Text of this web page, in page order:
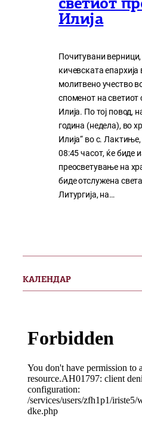
светиот
Илија
Почитувани
кичевската
молитвено учество
споменот на светиот
Илија. По тој повод,
година (недела), во
Илија“ во с.
08:45 часот, ќе биде
преосветување на
биде отслужена
Литургија, на…
КАЛЕНДАР